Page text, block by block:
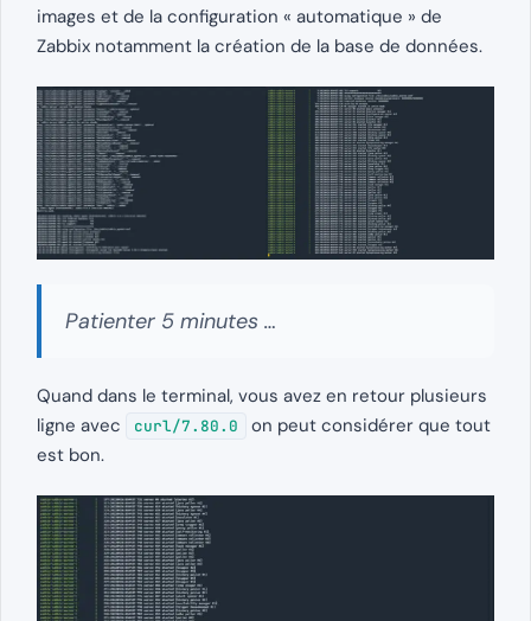
images et de la configuration « automatique » de
Zabbix notamment la création de la base de données.
Patienter 5 minutes …
Quand dans le terminal, vous avez en retour plusieurs
ligne avec
curl/7.80.0
on peut considérer que tout
est bon.